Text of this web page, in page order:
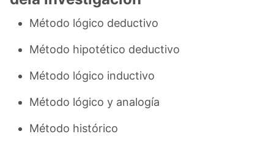
Método lógico deductivo
Método hipotético deductivo
Método lógico inductivo
Método lógico y analogía
Método histórico